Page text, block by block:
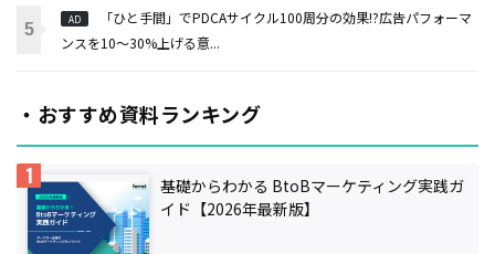
AD
「ひと手間」でPDCAサイクル100周分の効果!?広告パフォーマ
ンスを10～30%上げる意...
・おすすめ資料ランキング
基礎からわかる BtoBマーケティング実践ガ
イド【2026年最新版】